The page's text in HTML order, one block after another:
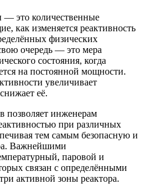
— это количественные
как изменяется реактивность
физических
очередь — это мера
состояния, когда
на постоянной мощности.
увеличивает
её.
позволяет инженерам
при различных
тем самым безопасную и
Важнейшими
паровой и
связан с определёнными
активной зоны реактора.